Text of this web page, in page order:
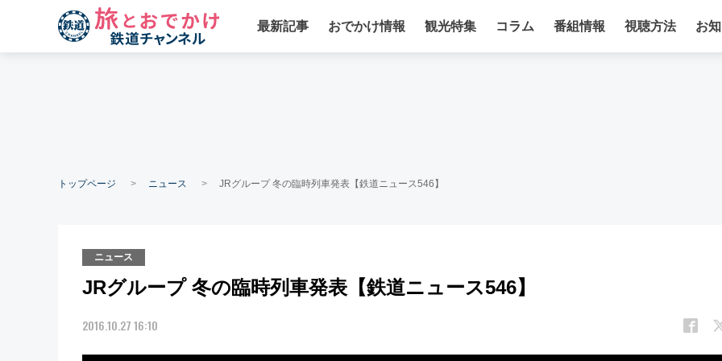
最新記事 おでかけ情報 観光特集 コラム 番組情報 視聴方法 お
トップページ ニュース JRグループ 冬の臨時列車発表【鉄道ニュース546】
ニュース
JRグループ 冬の臨時列車発表【鉄道ニュース546】
2016.10.27 16:10